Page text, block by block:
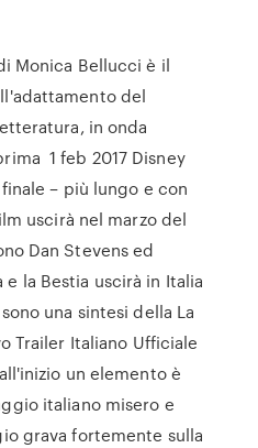
Monica Bellucci è il
del
in onda
1 feb 2017 Disney
– più lungo e con
uscirà nel marzo del
Dan Stevens ed
e la Bestia uscirà in Italia
una sintesi della La
Trailer Italiano Ufficiale
un elemento è
italiano misero e
grava fortemente sulla